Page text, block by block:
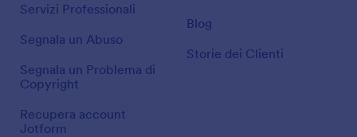
Servizi Professionali
Segnala un Abuso
Segnala un Problema di
Copyright
Recupera account
Jotform
Blog
Storie dei Clienti